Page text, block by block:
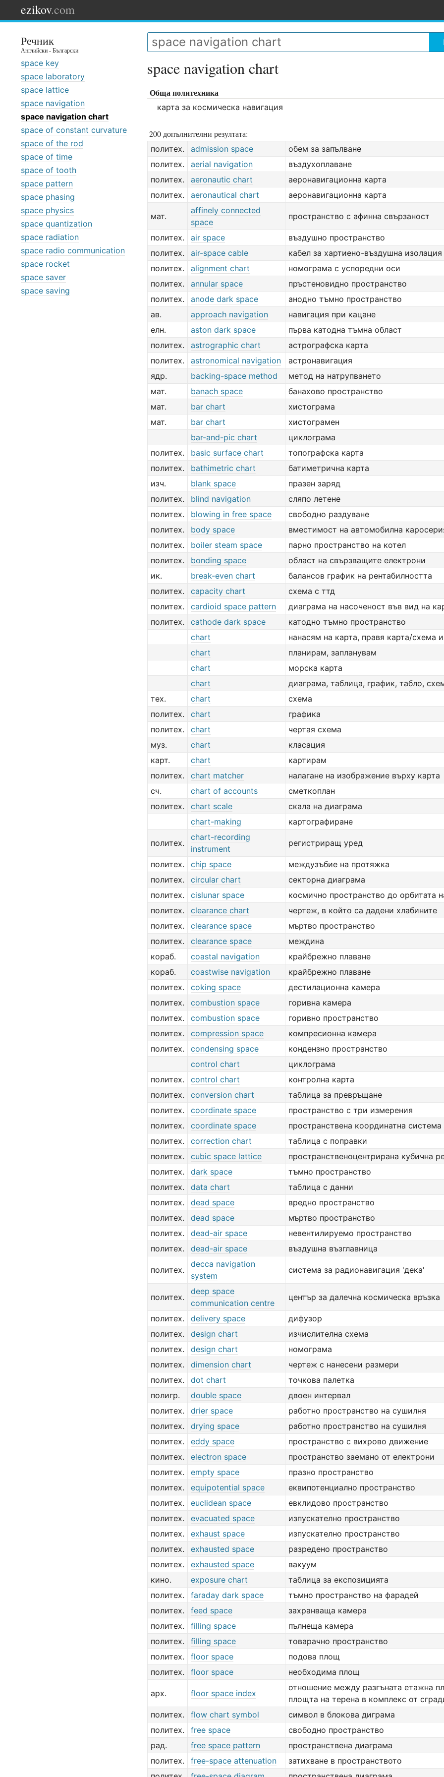
ezikov.com
Речник
Английски - Български
space key
space laboratory
space lattice
space navigation
space navigation chart
space of constant curvature
space of the rod
space of time
space of tooth
space pattern
space phasing
space physics
space quantization
space radiation
space radio communication
space rocket
space saver
space saving
space navigation chart
Обща политехника
карта за космическа навигация
200 допълнителни резултата:
политех. admission space
обем за запълване
политех.
aerial navigation
въздухоплаване
политех.
aeronautic chart
аеронавигационна карта
политех.
aeronautical chart аеронавигационна карта
мат.
affinely connected
space
пространство с афинна свързаност
политех. air space
въздушно пространство
политех.
air-space cable
кабел за хартиено-въздушна изолация
политех.
alignment chart
номограма с успоредни оси
политех.
annular space
пръстеновидно пространство
политех.
anode dark space
анодно тъмно пространство
ав.
approach navigation
навигация при кацане
елн.
aston dark space
първа катодна тъмна област
политех.
astrographic chart
астрографска карта
политех.
astronomical navigation
астронавигация
ядр.
backing-space method
метод на натрупването
мат.
banach space
банахово пространство
мат.
bar chart
хистограма
мат.
bar chart
хистограмен
bar-and-pic chart
циклограма
политех.
basic surface chart
топографска карта
политех.
bathimetric chart
батиметрична карта
изч.
blank space
празен заряд
политех.
blind navigation
сляпо летене
политех.
blowing in free space
свободно раздуване
политех.
body space
вместимост на автомобилна
политех.
boiler steam space
парно пространство на котел
политех.
bonding space
област на свързващите електрони
ик.
break-even chart
балансов график на рентабилността
политех.
capacity chart
схема с ттд
политех.
cardioid space pattern
диаграма на насоченост във вид на
политех.
cathode dark space
катодно тъмно пространство
chart
нанасям на карта, правя карта/схема
chart
планирам, запланувам
chart
морска карта
chart
диаграма, таблица, график, табло,
тех.
chart
схема
политех.
chart
графика
политех.
chart
чертая схема
муз.
chart
класация
карт.
chart
картирам
политех.
chart matcher
налагане на изображение върху карта
сч.
chart of accounts
сметкоплан
политех.
chart scale
скала на диаграма
chart-making
картографиране
политех.
chart-recording
instrument
регистриращ уред
политех. chip space
междузъбие на протяжка
политех.
circular chart
секторна диаграма
политех.
cislunar space
космично пространство до орбитата
политех.
clearance chart
чертеж, в който са дадени хлабините
политех.
clearance space
мъртво пространство
политех.
clearance space
междина
кораб.
coastal navigation
крайбрежно плаване
кораб.
coastwise navigation
крайбрежно плаване
политех.
coking space
дестилационна камера
политех.
combustion space
горивна камера
политех.
combustion space
горивно пространство
политех.
compression space
компресионна камера
политех.
condensing space
кондензно пространство
control chart
циклограма
политех.
control chart
контролна карта
политех.
conversion chart
таблица за превръщане
политех.
coordinate space
пространство с три измерения
политех.
coordinate space
пространствена координатна система
политех.
correction chart
таблица с поправки
политех.
cubic space lattice
пространственоцентрирана кубична
политех.
dark space
тъмно пространство
политех.
data chart
таблица с данни
политех.
dead space
вредно пространство
политех.
dead space
мъртво пространство
политех.
dead-air space
невентилируемо пространство
политех.
dead-air space въздушна възглавница
политех.
decca navigation
system
система за радионавигация 'дека'
политех.
deep space
communication centre
център за далечна космическа връзка
политех. delivery space
дифузор
политех.
design chart
изчислителна схема
политех.
design chart
номограма
политех.
dimension chart
чертеж с нанесени размери
политех.
dot chart
точкова палетка
полигр.
double space
двоен интервал
политех.
drier space
работно пространство на сушилня
политех.
drying space
работно пространство на сушилня
политех.
eddy space
пространство с вихрово движение
политех.
electron space
пространство заемано от електрони
политех.
empty space
празно пространство
политех.
equipotential space
еквипотенциално пространство
политех.
euclidean space
евклидово пространство
политех.
evacuated space
изпускателно пространство
политех.
exhaust space
изпускателно пространство
политех.
exhausted space
разредено пространство
политех.
exhausted space
вакуум
кино.
exposure chart
таблица за експозицията
политех.
faraday dark space
тъмно пространство на фарадей
политех.
feed space
захранваща камера
политех.
filling space
пълнеща камера
политех.
filling space
товарачно пространство
политех.
floor space
подова площ
политех.
floor space необходима площ
арх. floor space index
отношение между разгъната етажна
площта на терена в комплекс от
политех.
flow chart symbol
символ в блокова диграма
политех.
free space
свободно пространство
рад.
free space pattern
пространствена диаграма
политех.
free-space attenuation
затихване в пространството